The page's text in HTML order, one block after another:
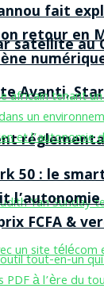
satellite au
Avanti,
fait
retour en
50 : le
l’autonomie
FCFA &